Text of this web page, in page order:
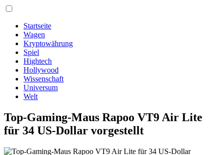
Startseite
Wagen
Kryptowährung
Spiel
Hightech
Hollywood
Wissenschaft
Universum
Welt
Top-Gaming-Maus Rapoo VT9 Air Lite
für 34 US-Dollar vorgestellt